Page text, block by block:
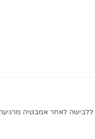
לאחר אמבטיה מרגיעה